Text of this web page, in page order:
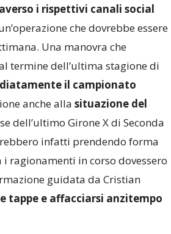
i rispettivi canali social
che dovrebbe essere
Una manovra che
termine dell’ultima stagione di
il campionato
anche alla situazione del
dell’ultimo Girone X di Seconda
infatti prendendo forma
i ragionamenti in corso dovessero
guidata da Cristian
tappe e affacciarsi anzitempo